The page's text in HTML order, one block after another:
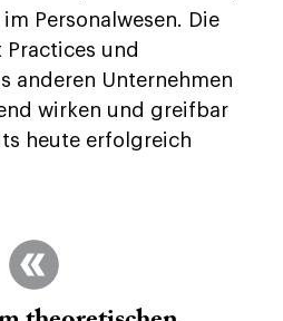
Personalwesen. Die
Practices und
anderen Unternehmen
wirken und greifbar
heute erfolgreich